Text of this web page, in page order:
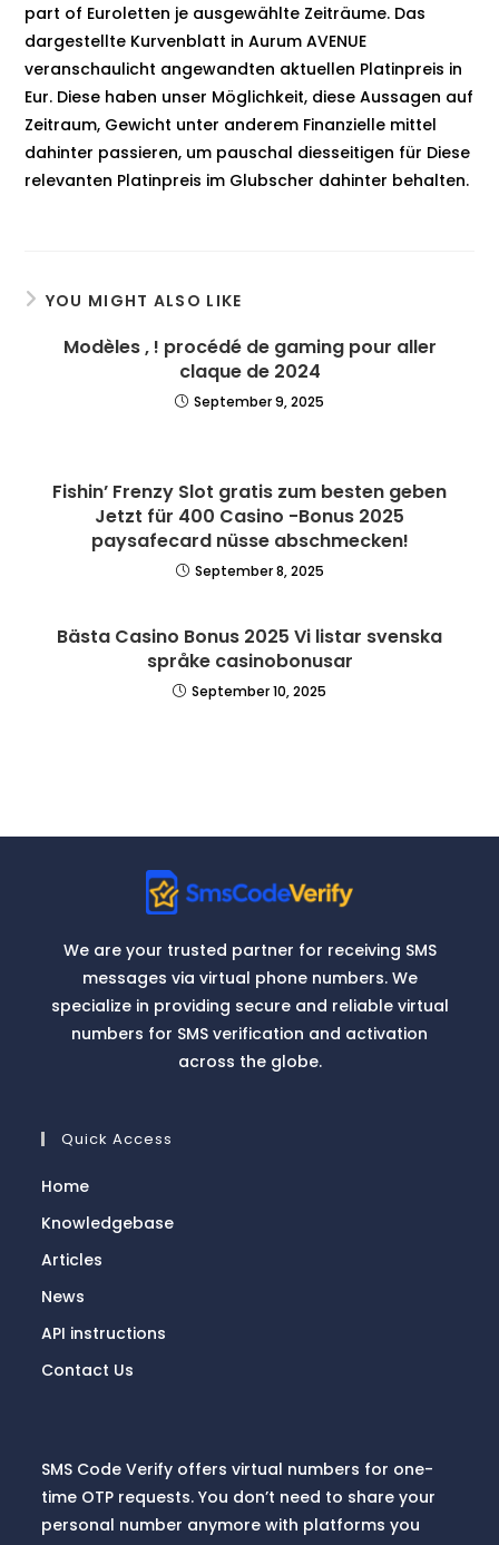
part of Euroletten je ausgewählte Zeiträume. Das
dargestellte Kurvenblatt in Aurum AVENUE
veranschaulicht angewandten aktuellen Platinpreis in
Eur. Diese haben unser Möglichkeit, diese Aussagen auf
Zeitraum, Gewicht unter anderem Finanzielle mittel
dahinter passieren, um pauschal diesseitigen für Diese
relevanten Platinpreis im Glubscher dahinter behalten.
YOU MIGHT ALSO LIKE
Modèles , ! procédé de gaming pour aller
claque de 2024
September 9, 2025
Fishin’ Frenzy Slot gratis zum besten geben
Jetzt für 400 Casino -Bonus 2025
paysafecard nüsse abschmecken!
September 8, 2025
Bästa Casino Bonus 2025 Vi listar svenska
språke casinobonusar
September 10, 2025
We are your trusted partner for receiving SMS
messages via virtual phone numbers. We
specialize in providing secure and reliable virtual
numbers for SMS verification and activation
across the globe.
Quick Access
Home
Knowledgebase
Articles
News
API instructions
Contact Us
SMS Code Verify offers virtual numbers for one-
time OTP requests. You don’t need to share your
personal number anymore with platforms you